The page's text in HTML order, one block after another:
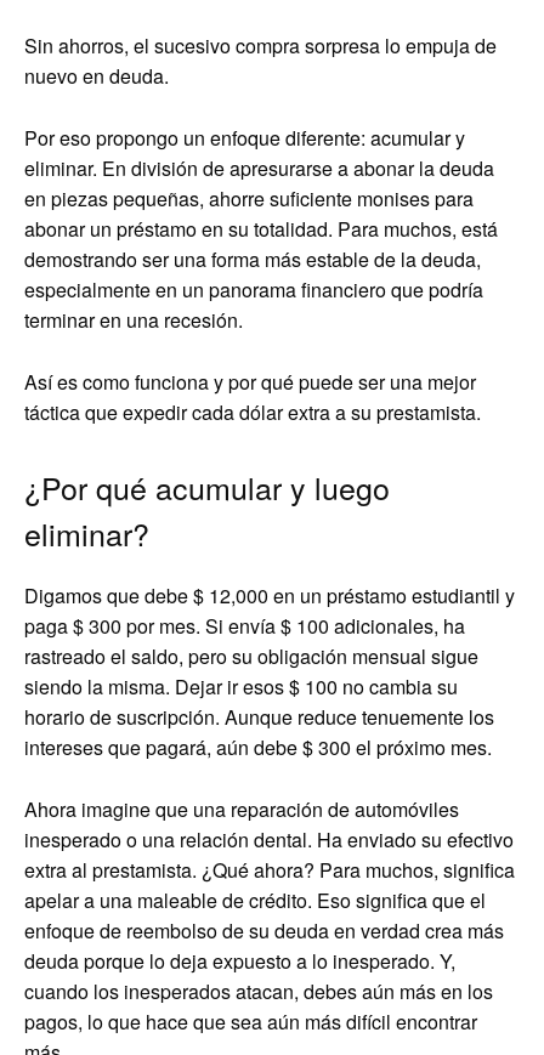
Sin ahorros, el sucesivo compra sorpresa lo empuja de
nuevo en deuda.
Por eso propongo un enfoque diferente: acumular y
eliminar. En división de apresurarse a abonar la deuda
en piezas pequeñas, ahorre suficiente monises para
abonar un préstamo en su totalidad. Para muchos, está
demostrando ser una forma más estable de la deuda,
especialmente en un panorama financiero que podría
terminar en una recesión.
Así es como funciona y por qué puede ser una mejor
táctica que expedir cada dólar extra a su prestamista.
¿Por qué acumular y luego
eliminar?
Digamos que debe $ 12,000 en un préstamo estudiantil y
paga $ 300 por mes. Si envía $ 100 adicionales, ha
rastreado el saldo, pero su obligación mensual sigue
siendo la misma. Dejar ir esos $ 100 no cambia su
horario de suscripción. Aunque reduce tenuemente los
intereses que pagará, aún debe $ 300 el próximo mes.
Ahora imagine que una reparación de automóviles
inesperado o una relación dental. Ha enviado su efectivo
extra al prestamista. ¿Qué ahora? Para muchos, significa
apelar a una maleable de crédito. Eso significa que el
enfoque de reembolso de su deuda en verdad crea más
deuda porque lo deja expuesto a lo inesperado. Y,
cuando los inesperados atacan, debes aún más en los
pagos, lo que hace que sea aún más difícil encontrar